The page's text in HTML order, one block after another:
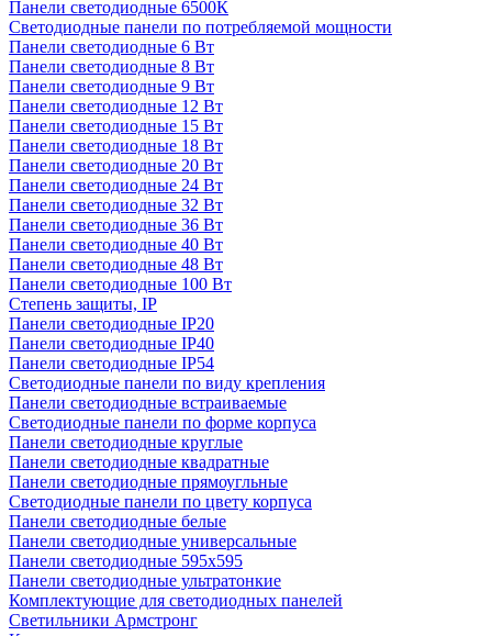
Панели светодиодные 6500К
Светодиодные панели по потребляемой мощности
Панели светодиодные 6 Вт
Панели светодиодные 8 Вт
Панели светодиодные 9 Вт
Панели светодиодные 12 Вт
Панели светодиодные 15 Вт
Панели светодиодные 18 Вт
Панели светодиодные 20 Вт
Панели светодиодные 24 Вт
Панели светодиодные 32 Вт
Панели светодиодные 36 Вт
Панели светодиодные 40 Вт
Панели светодиодные 48 Вт
Панели светодиодные 100 Вт
Степень защиты, IP
Панели светодиодные IP20
Панели светодиодные IP40
Панели светодиодные IP54
Светодиодные панели по виду крепления
Панели светодиодные встраиваемые
Светодиодные панели по форме корпуса
Панели светодиодные круглые
Панели светодиодные квадратные
Панели светодиодные прямоугльные
Светодиодные панели по цвету корпуса
Панели светодиодные белые
Панели светодиодные универсальные
Панели светодиодные 595х595
Панели светодиодные ультратонкие
Комплектующие для светодиодных панелей
Светильники Армстронг